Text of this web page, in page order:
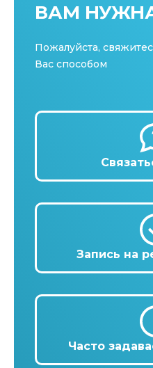
ВАМ
Пожалуйста,
Вас способом
Запись на
Часто